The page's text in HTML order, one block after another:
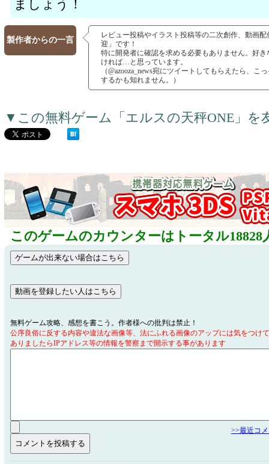
ましょう！
製作者からの一言
レビュー投稿やイラスト投稿等の二次創作、動画
迎」です！
特に開発者に確認を求める必要もありません。好
ければ…と思っています。
（@azooza_news宛にツイートしてもらえたら、こ
するかも知れません。）
▼この無料ゲーム「エルスの天秤ONE」を
このゲームのカウンターはトータル18828
無料ゲーム攻略、感想を書こう。作者様への批判は禁止！
公序良俗に反する内容や違法な画像等、法にふれる画像のアップには気をつけ
ありましたらIPアドレス等の情報を警察まで開示する事があります
>>最近コ